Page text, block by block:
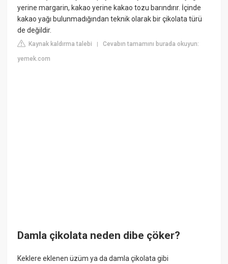
yerine margarin, kakao yerine kakao tozu barındırır. İçinde
kakao yağı bulunmadığından teknik olarak bir çikolata türü
de değildir.
Kaynak kaldırma talebi |Cevabın tamamını burada okuyun:
yemek.com
Damla çikolata neden dibe çöker?
Keklere eklenen üzüm ya da damla çikolata gibi